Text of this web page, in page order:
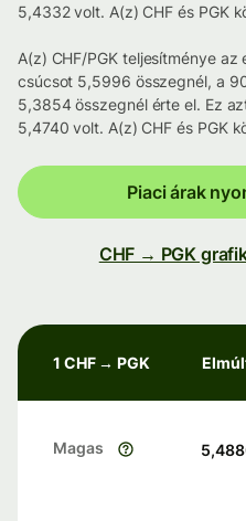
5,4332 volt. A(z) CHF és PGK
A(z) CHF/PGK teljesítménye
csúcsot 5,5996 összegnél, a
5,3854 összegnél érte el. Ez
5,4740 volt. A(z) CHF és PGK
Piaci árak
CHF → PGK
1 CHF → PGK
Magas